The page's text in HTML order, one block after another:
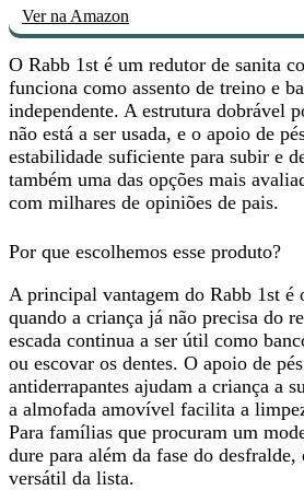
Ver na Amazon
O Rabb 1st é um redutor de sanita
funciona como assento de treino e
independente. A estrutura dobrável
não está a ser usada, e o apoio de
estabilidade suficiente para subir e
também uma das opções mais
com milhares de opiniões de pais.
Por que escolhemos esse produto?
A principal vantagem do Rabb 1st é
quando a criança já não precisa do
escada continua a ser útil como
ou escovar os dentes. O apoio de
antiderrapantes ajudam a criança a
a almofada amovível facilita a
Para famílias que procuram um
dure para além da fase do desfralde,
versátil da lista.